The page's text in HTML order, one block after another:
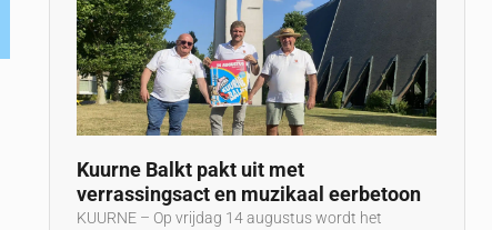
Kuurne Balkt pakt uit met
verrassingsact en muzikaal eerbetoon
KUURNE – Op vrijdag 14 augustus wordt het